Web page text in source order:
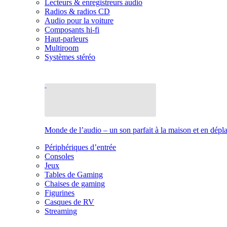
Lecteurs & enregistreurs audio
Radios & radios CD
Audio pour la voiture
Composants hi-fi
Haut-parleurs
Multiroom
Systèmes stéréo
Monde de l’audio – un son parfait à la maison et en
Périphériques d’entrée
Consoles
Jeux
Tables de Gaming
Chaises de gaming
Figurines
Casques de RV
Streaming